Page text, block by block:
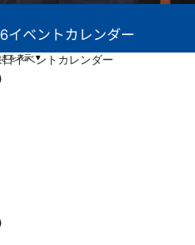
を表示 ▼
イベントカレンダー